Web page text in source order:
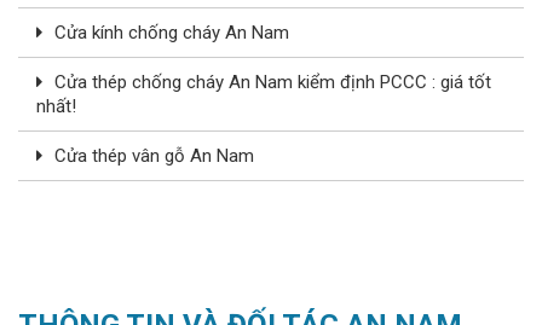
Cửa kính chống cháy An Nam
Cửa thép chống cháy An Nam kiểm định PCCC : giá tốt
nhất!
Cửa thép vân gỗ An Nam